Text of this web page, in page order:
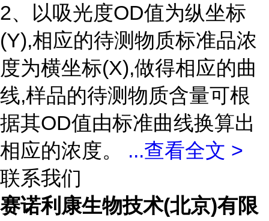
2、以吸光度OD值为纵坐标
(Y),相应的待测物质标准品浓
度为横坐标(X),做得相应的曲
线,样品的待测物质含量可根
据其OD值由标准曲线换算出
相应的浓度。 ...查看全文 >
联系我们
赛诺利康生物技术(北京)有限